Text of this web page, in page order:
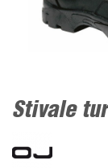
Stivale